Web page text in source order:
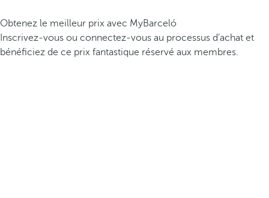
Obtenez le meilleur prix avec MyBarceló
Inscrivez-vous ou connectez-vous au processus d’achat et
bénéficiez de ce prix fantastique réservé aux membres.